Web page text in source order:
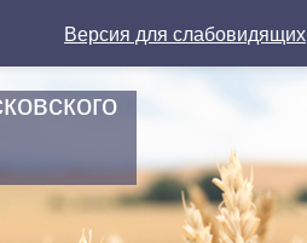
Версия для слабовидящих